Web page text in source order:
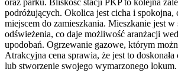
oraz parku. Bliskość stacji PKP to kolejna
podróżujących. Okolica jest cicha i spokojna,
miejscem do zamieszkania. Mieszkanie jest w
odświeżenia, co daje możliwość aranżacji
upodobań. Ogrzewanie gazowe, którym
Atrakcyjna cena sprawia, że jest to
lub stworzenie swojego wymarzonego lokum.